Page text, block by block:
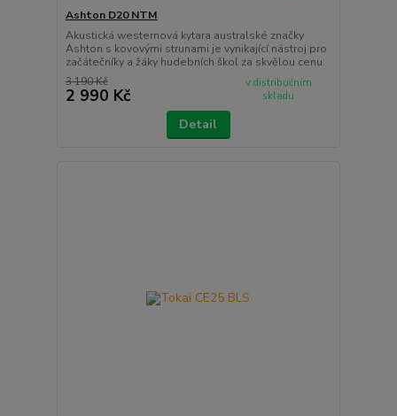
Ashton D20 NTM
Akustická westernová kytara australské značky
Ashton s kovovými strunami je vynikající nástroj pro
začátečníky a žáky hudebních škol za skvělou cenu.
3 190 Kč
2 990 Kč
v distribučním
skladu
Detail